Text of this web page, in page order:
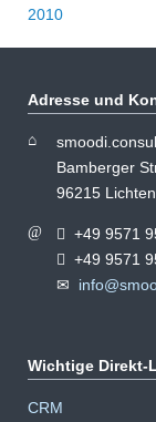
2010
Adresse und
Bamberger
96215
+49 9571
+49 9571
Wichtige Direkt-
Navigation
CRM